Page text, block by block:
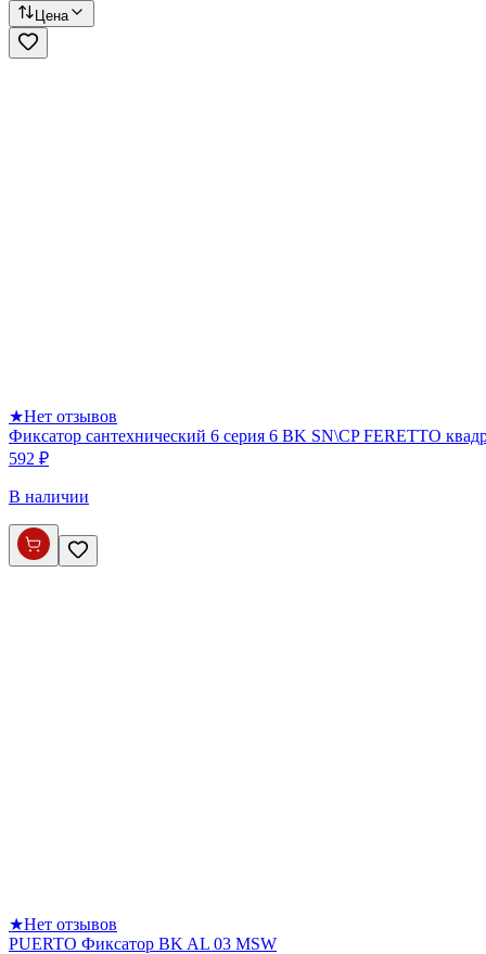
Цена
★Нет отзывов
Фиксатор сантехнический 6 серия 6 BK SN\CP FERETTO
592 ₽
В наличии
★Нет отзывов
PUERTO Фиксатор BK AL 03 MSW